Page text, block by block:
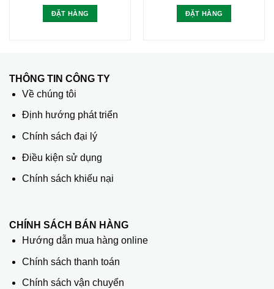
ĐẶT HÀNG ĐẶT HÀNG
THÔNG TIN CÔNG TY
Về chúng tôi
Định hướng phát triển
Chính sách đại lý
Điều kiện sử dụng
Chính sách khiếu nại
CHÍNH SÁCH BÁN HÀNG
Hướng dẫn mua hàng online
Chính sách thanh toán
Chính sách vận chuyển